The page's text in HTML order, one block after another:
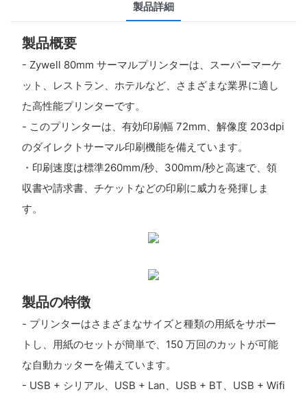
製品詳細
製品概要
- Zywell 80mm サーマルプリンターは、スーパーマーケ
ット、レストラン、ホテルなど、さまざまな業界に適し
た高性能プリンターです。
- このプリンターは、有効印刷幅 72mm、解像度 203dpi
のダイレクトサーマル印刷機能を備えています。
・印刷速度は標準260mm/秒、300mm/秒と高速で、領
収書や請求書、チケットなどの印刷に威力を発揮しま
す。
製品の特徴
- プリンターはさまざまなサイズと種類の用紙をサポー
トし、用紙のセットが簡単で、150 万回のカットが可能
な自動カッターを備えています。
- USB + シリアル、USB + Lan、USB + BT、USB + Wifi